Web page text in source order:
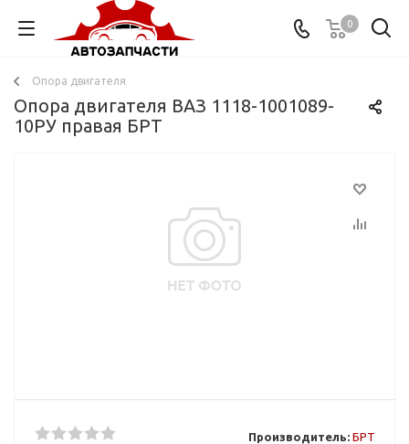
0
Опора двигателя
Опора двигателя ВАЗ 1118-1001089-
10РУ правая БРТ
Производитель: БРТ